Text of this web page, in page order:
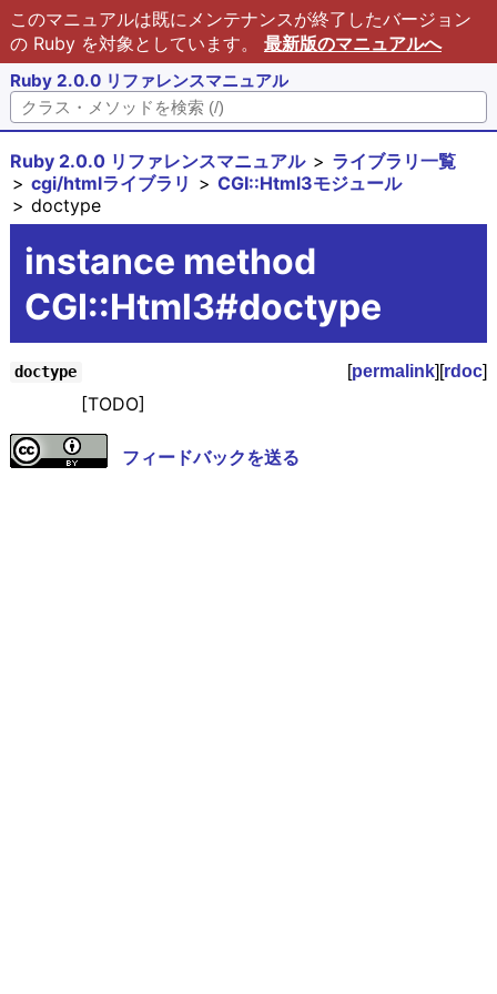
このマニュアルは既にメンテナンスが終了したバージョン
の Ruby を対象としています。 最新版のマニュアルへ
Ruby 2.0.0 リファレンスマニュアル
Ruby 2.0.0 リファレンスマニュアル
ライブラリ一覧
cgi/htmlライブラリ
CGI::Html3モジュール
doctype
instance method
CGI::Html3#doctype
doctype [permalink][rdoc]
[TODO]
フィードバックを送る